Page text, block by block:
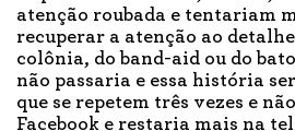
atenção roubada e tentariam
recuperar a atenção ao
colônia, do band-aid ou do
não passaria e essa história
que se repetem três vezes e
Facebook e restaria mais na